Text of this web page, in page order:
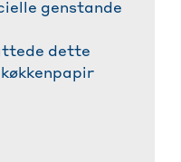
genstande
dette